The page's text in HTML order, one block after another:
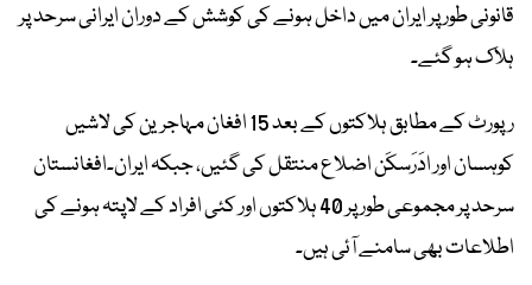
قانونی طور پر ایران میں داخل ہونے کی کوشش کے دوران ایرانی سرحد پر
ہلاک ہو گئے۔
رپورٹ کے مطابق ہلاکتوں کے بعد 15 افغان مہاجرین کی لاشیں
کوہسان اور ادَرَسکَن اضلاع منتقل کی گئیں، جبکہ ایران۔افغانستان
سرحد پر مجموعی طور پر 40 ہلاکتوں اور کئی افراد کے لاپتہ ہونے کی
اطلاعات بھی سامنے آئی ہیں۔